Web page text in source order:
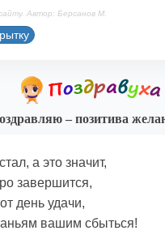
Автор: Берсанов М.
– позитива
а это значит,
завершится,
день удачи,
вашим сбыться!